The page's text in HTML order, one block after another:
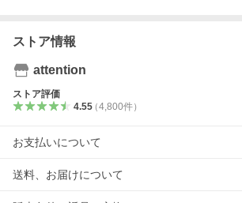
ストア情報
attention
ストア評価
4.55（4,800件）
お支払いについて
送料、お届けについて